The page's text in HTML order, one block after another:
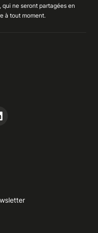
qui ne seront partagées en
à tout moment.